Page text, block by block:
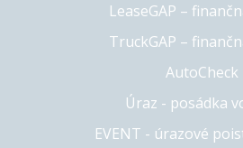
LeaseGAP –
TruckGAP –
AutoCheck
Úraz - posádka
EVENT - úrazové